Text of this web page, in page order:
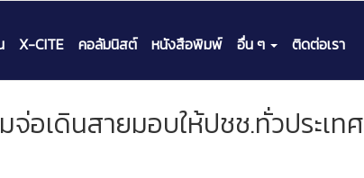
X-CITE คอลัมนิสต์ หนังสือพิมพ์ อื่น ๆ ติดต่อเรา
อเดินสายมอบให้ปชช.ทั่วประเทศ